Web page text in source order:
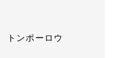
トンポーロウ